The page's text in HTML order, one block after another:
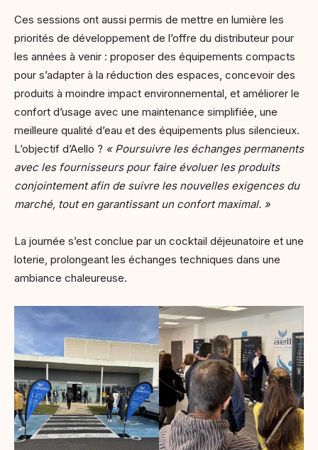
Ces sessions ont aussi permis de mettre en lumière les
priorités de développement de l’offre du distributeur pour
les années à venir : proposer des équipements compacts
pour s’adapter à la réduction des espaces, concevoir des
produits à moindre impact environnemental, et améliorer le
confort d’usage avec une maintenance simplifiée, une
meilleure qualité d’eau et des équipements plus silencieux.
L’objectif d’Aello ? « Poursuivre les échanges permanents
avec les fournisseurs pour faire évoluer les produits
conjointement afin de suivre les nouvelles exigences du
marché, tout en garantissant un confort maximal. »
La journée s’est conclue par un cocktail déjeunatoire et une
loterie, prolongeant les échanges techniques dans une
ambiance chaleureuse.